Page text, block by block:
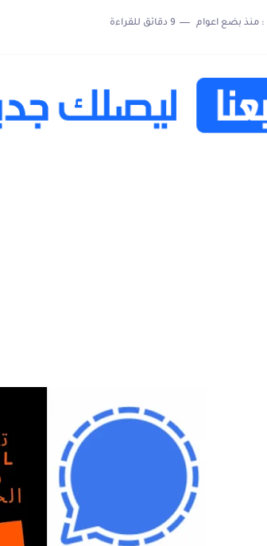
: منذ بضع اعوام 9 دقائق للقراءة